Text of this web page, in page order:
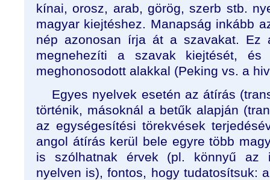
kínai, orosz, arab, görög, szerb stb.
magyar kiejtéshez. Manapság inkább
nép azonosan írja át a szavakat. Ez
megnehezíti a szavak kiejtését,
meghonosodott alakkal (Peking vs. a
Egyes nyelvek esetén az átírás
történik, másoknál a betűk alapján
az egységesítési törekvések
angol átírás kerül bele egyre több
is szólhatnak érvek (pl. könnyű az
nyelven is), fontos, hogy tudatosítsuk: